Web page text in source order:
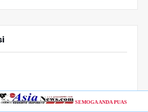
SEMOGA ANDA PUAS